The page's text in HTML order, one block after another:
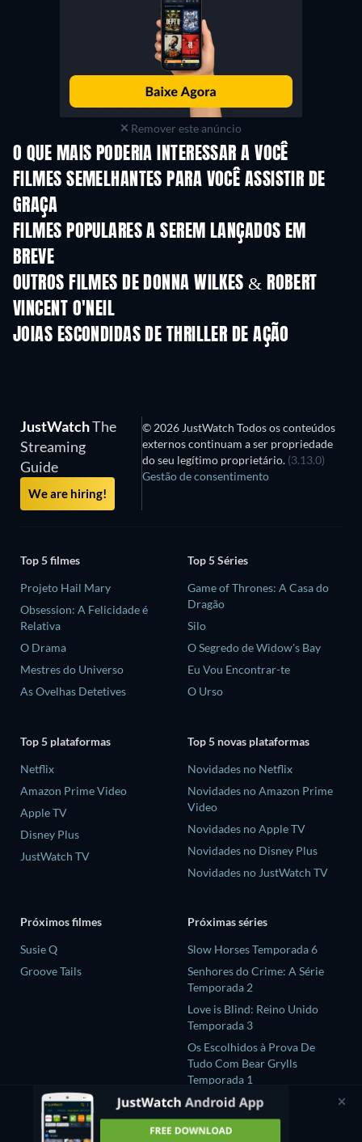
Remover este anúncio
O QUE MAIS PODERIA INTERESSAR A VOCÊ
FILMES SEMELHANTES PARA VOCÊ ASSISTIR DE
GRAÇA
FILMES POPULARES A SEREM LANÇADOS EM
BREVE
OUTROS FILMES DE DONNA WILKES & ROBERT
VINCENT O'NEIL
JOIAS ESCONDIDAS DE THRILLER DE AÇÃO
JustWatchThe
Streaming
Guide
We are hiring!
© 2026 JustWatch Todos os conteúdos
externos continuam a ser propriedade
do seu legítimo proprietário. (3.13.0)
Gestão de consentimento
Top 5 filmes
Projeto Hail Mary
Obsession: A Felicidade é
Relativa
O Drama
Mestres do Universo
As Ovelhas Detetives
Top 5 Séries
Game of Thrones: A Casa do
Dragão
Silo
O Segredo de Widow's Bay
Eu Vou Encontrar-te
O Urso
Top 5 plataformas
Netflix
Amazon Prime Video
Apple TV
Disney Plus
JustWatch TV
Top 5 novas plataformas
Novidades no Netflix
Novidades no Amazon Prime
Video
Novidades no Apple TV
Novidades no Disney Plus
Novidades no JustWatch TV
Próximos filmes
Susie Q
Groove Tails
Próximas séries
Slow Horses Temporada 6
Senhores do Crime: A Série
Temporada 2
Love is Blind: Reino Unido
Temporada 3
Os Escolhidos à Prova De
Tudo Com Bear Grylls
Temporada 1
GATE24:The Border
Temporada 1